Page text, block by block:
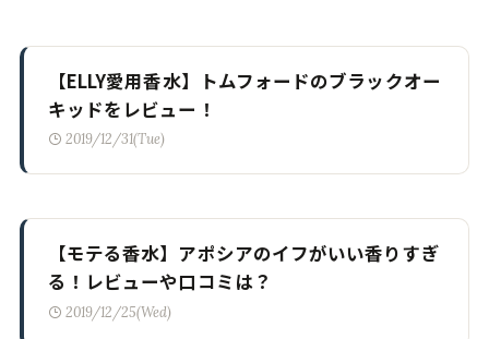
【ELLY愛用香水】トムフォードのブラックオー
キッドをレビュー！
2019/12/31(Tue)
【モテる香水】アポシアのイフがいい香りすぎ
る！レビューや口コミは？
2019/12/25(Wed)